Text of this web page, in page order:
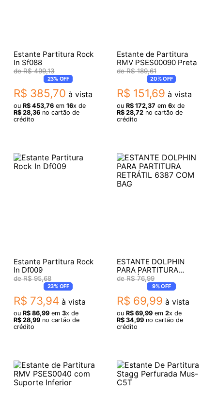
Estante Partitura Rock
In Sf088
R$ 499,13
23%OFF
R$ 385,70 à vista
ou R$ 453,76em 16x de
R$ 28,36no cartão de
crédito
Estante de Partitura
RMV PSES00090 Preta
R$ 189,61
20%OFF
R$ 151,69 à vista
ou R$ 172,37 em 6x de
R$ 28,72no cartão de
crédito
Estante Partitura Rock
In Df009
R$ 95,68
23%OFF
R$ 73,94 à vista
ou R$ 86,99em 3x de
R$ 28,99no cartão de
crédito
ESTANTE DOLPHIN
PARA PARTITURA
RETRÁTIL 6387 COM
R$ 76,99
9%OFF
R$ 69,99 à vista
ou R$ 69,99em 2x de
R$ 34,99no cartão de
crédito